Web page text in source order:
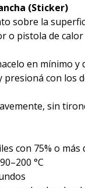
(Sticker)
sobre la
o pistola de
en mínimo y
presioná con los
sin
con 75% o más
°C